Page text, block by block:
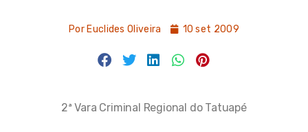
Por Euclides Oliveira 10 set 2009
2ª Vara Criminal Regional do Tatuapé